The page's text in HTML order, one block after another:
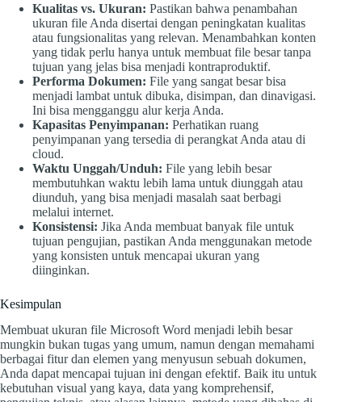
Kualitas vs. Ukuran: Pastikan bahwa penambahan
ukuran file Anda disertai dengan peningkatan kualitas
atau fungsionalitas yang relevan. Menambahkan konten
yang tidak perlu hanya untuk membuat file besar tanpa
tujuan yang jelas bisa menjadi kontraproduktif.
Performa Dokumen: File yang sangat besar bisa
menjadi lambat untuk dibuka, disimpan, dan dinavigasi.
Ini bisa mengganggu alur kerja Anda.
Kapasitas Penyimpanan: Perhatikan ruang
penyimpanan yang tersedia di perangkat Anda atau di
cloud.
Waktu Unggah/Unduh: File yang lebih besar
membutuhkan waktu lebih lama untuk diunggah atau
diunduh, yang bisa menjadi masalah saat berbagi
melalui internet.
Konsistensi: Jika Anda membuat banyak file untuk
tujuan pengujian, pastikan Anda menggunakan metode
yang konsisten untuk mencapai ukuran yang
diinginkan.
Kesimpulan
Membuat ukuran file Microsoft Word menjadi lebih besar
mungkin bukan tugas yang umum, namun dengan memahami
berbagai fitur dan elemen yang menyusun sebuah dokumen,
Anda dapat mencapai tujuan ini dengan efektif. Baik itu untuk
kebutuhan visual yang kaya, data yang komprehensif,